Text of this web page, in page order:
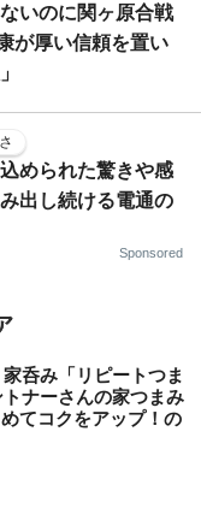
いのに関ヶ原合戦
が厚い信頼を置い
められた驚きや感
出し続ける電通の
Sponsored
呑み「リピートつま
ナーさんの家つまみ
てコクをアップ！の